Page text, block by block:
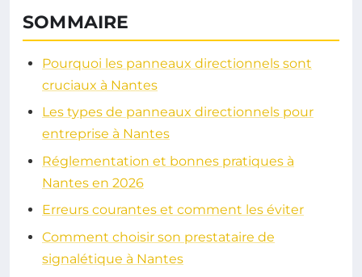
SOMMAIRE
Pourquoi les panneaux directionnels sont
cruciaux à Nantes
Les types de panneaux directionnels pour
entreprise à Nantes
Réglementation et bonnes pratiques à
Nantes en 2026
Erreurs courantes et comment les éviter
Comment choisir son prestataire de
signalétique à Nantes